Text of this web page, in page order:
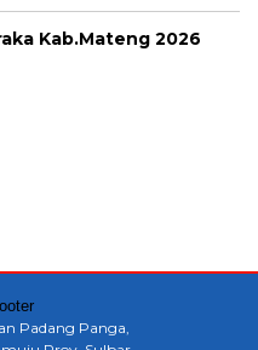
Kab.Mateng 2026
Padang Panga,